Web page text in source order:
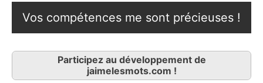
Vos compétences me sont précieuses !
Participez au développement de
jaimelesmots.com !